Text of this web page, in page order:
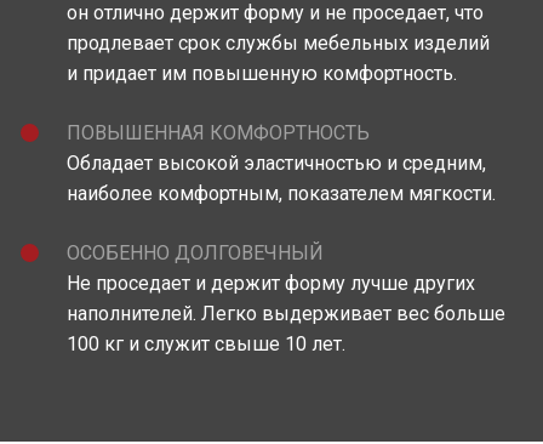
он отлично держит форму и не проседает, что
продлевает срок службы мебельных изделий
и придает им повышенную комфортность.
ПОВЫШЕННАЯ КОМФОРТНОСТЬ
Обладает высокой эластичностью и средним,
наиболее комфортным, показателем мягкости.
ОСОБЕННО ДОЛГОВЕЧНЫЙ
Не проседает и держит форму лучше других
наполнителей. Легко выдерживает вес больше
100 кг и служит свыше 10 лет.